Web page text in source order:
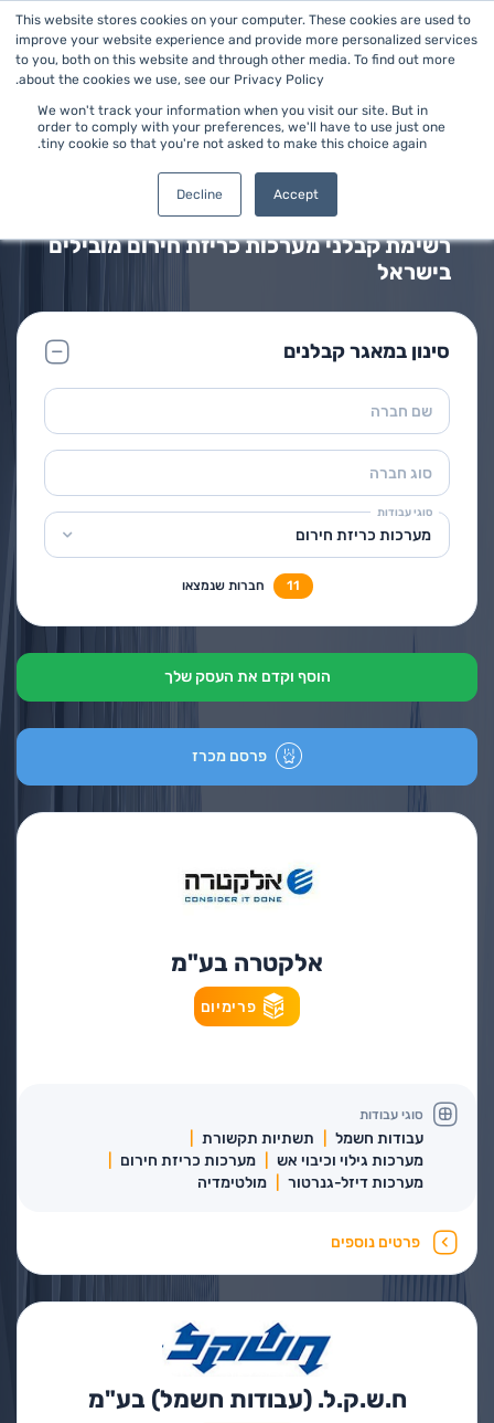
This website stores cookies on your computer. These cookies are used to
improve your website experience and provide more personalized services
to you, both on this website and through other media. To find out more
about the cookies we use, see our Privacy Policy.
We won't track your information when you visit our site. But in
order to comply with your preferences, we'll have to use just one
tiny cookie so that you're not asked to make this choice again.
Accept
Decline
מערכות כריזת חירום
מאגר קבלני מערכות כריזת חירום
רשימת קבלני מערכות כריזת חירום מובילים
בישראל
סינון במאגר קבלנים
שם חברה
סוג חברה
סוגי עבודות
מערכות כריזת חירום
11 חברות שנמצאו
הוסף וקדם את העסק שלך
פרסם מכרז
אלקטרה בע"מ
פרימיום
סוגי עבודות
עבודות חשמל
תשתיות תקשורת
מערכות גילוי וכיבוי אש
מערכות כריזת חירום
מערכות דיזל-גנרטור
מולטימדיה
פרטים נוספים
ח.ש.ק.ל. (עבודות חשמל) בע"מ